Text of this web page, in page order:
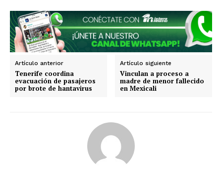
Campeche
Ciudad de México
Estado de México
Guerrero Hidalgo
Artículo anterior
Tenerife coordina
evacuación de pasajeros
por brote de hantavirus
Artículo siguiente
Vinculan a proceso a
madre de menor fallecido
en Mexicali